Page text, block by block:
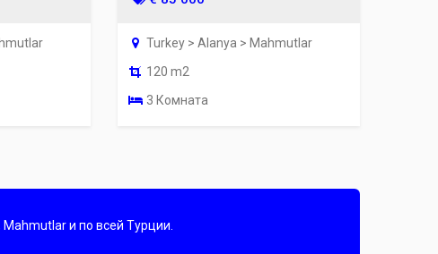
в 200 м от моря
Turkey > Alanya > Mahmutlar
120 m2
3 Комната
и по всей Турции.